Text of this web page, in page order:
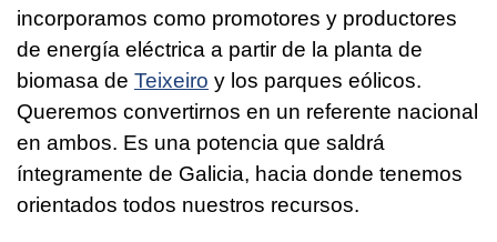
incorporamos como promotores y productores
de energía eléctrica a partir de la planta de
biomasa de Teixeiro y los parques eólicos.
Queremos convertirnos en un referente nacional
en ambos. Es una potencia que saldrá
íntegramente de Galicia, hacia donde tenemos
orientados todos nuestros recursos.